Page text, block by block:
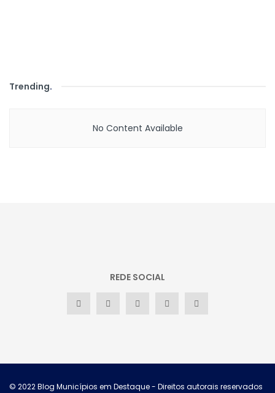
Trending.
No Content Available
REDE SOCIAL
© 2022Blog Municípios em Destaque- Direitos autorais reservados